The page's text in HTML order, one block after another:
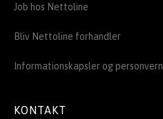
Job hos Nettoline
Bliv Nettoline forhandler
Informationskapsler og personvern
KONTAKT